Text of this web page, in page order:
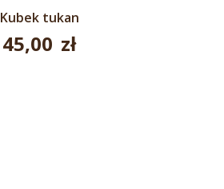
Kubek tukan
45,00 zł